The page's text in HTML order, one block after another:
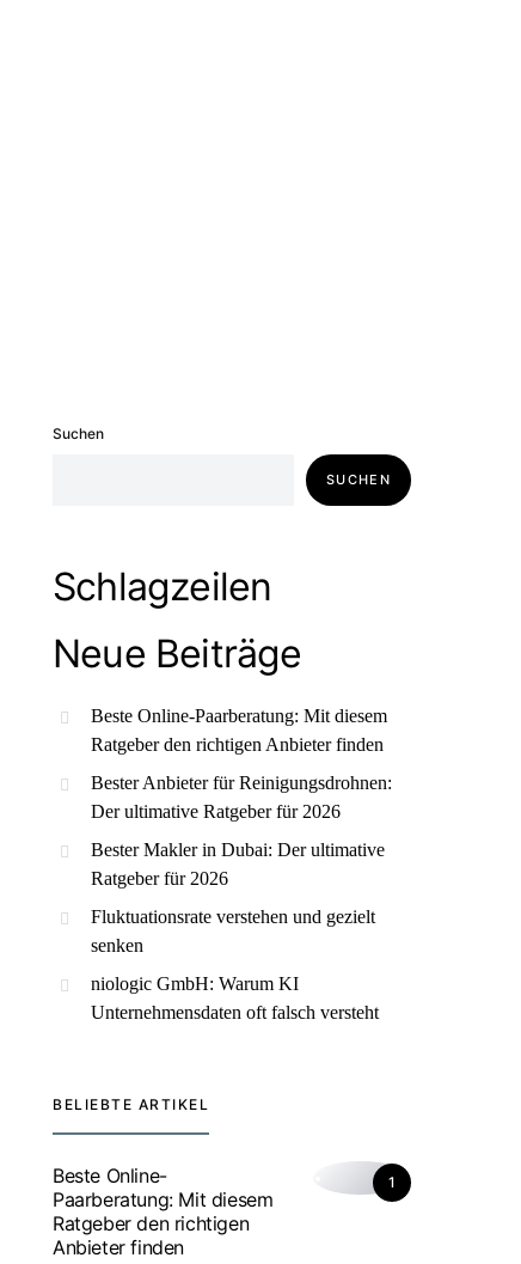
Suchen
SUCHEN
Schlagzeilen
Neue Beiträge
Beste Online-Paarberatung: Mit diesem
Ratgeber den richtigen Anbieter finden
Bester Anbieter für Reinigungsdrohnen:
Der ultimative Ratgeber für 2026
Bester Makler in Dubai: Der ultimative
Ratgeber für 2026
Fluktuationsrate verstehen und gezielt
senken
niologic GmbH: Warum KI
Unternehmensdaten oft falsch versteht
BELIEBTE ARTIKEL
1
Beste Online-
Paarberatung: Mit diesem
Ratgeber den richtigen
Anbieter finden